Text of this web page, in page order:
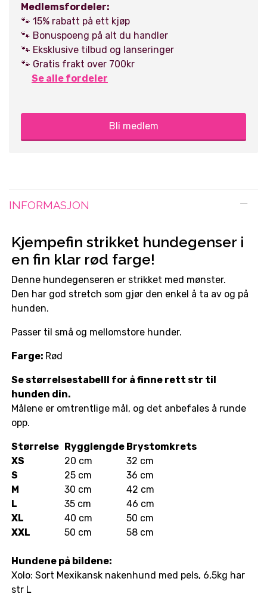
Medlemsfordeler:
🐾 15% rabatt på ett kjøp
🐾 Bonuspoeng på alt du handler
🐾 Eksklusive tilbud og lanseringer
🐾 Gratis frakt over 700kr
Se alle fordeler
Bli medlem
INFORMASJON
Kjempefin strikket hundegenser i
en fin klar rød farge!
Denne hundegenseren er strikket med mønster.
Den har god stretch som gjør den enkel å ta av og på
hunden.
Passer til små og mellomstore hunder.
Farge: Rød
Se størrelsestabelll for å finne rett str til
hunden din.
Målene er omtrentlige mål, og det anbefales å runde
opp.
Størrelse Rygglengde Brystomkrets
XS
20 cm
32 cm
S
25 cm
36 cm
M
30 cm
42 cm
L
35 cm
46 cm
XL
40 cm
50 cm
XXL
50 cm 58 cm
Hundene på bildene:
Xolo: Sort Mexikansk nakenhund med pels, 6,5kg har
str L